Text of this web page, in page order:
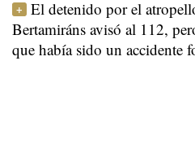
El detenido por el
Bertamiráns avisó al 112,
que había sido un accidente